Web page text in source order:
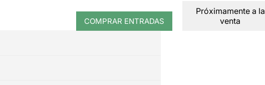
COMPRAR ENTRADAS
Próximamente a la
venta